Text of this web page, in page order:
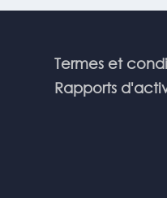
Termes et
Rapports